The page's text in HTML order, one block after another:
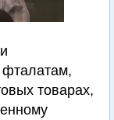
фталатам,
товарах,